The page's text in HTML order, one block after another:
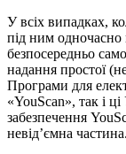
У всіх випадках,
під ним одночасно
безпосередньо
надання простої
Програми для
«YouScan», так і
забезпечення
невід’ємна частина.